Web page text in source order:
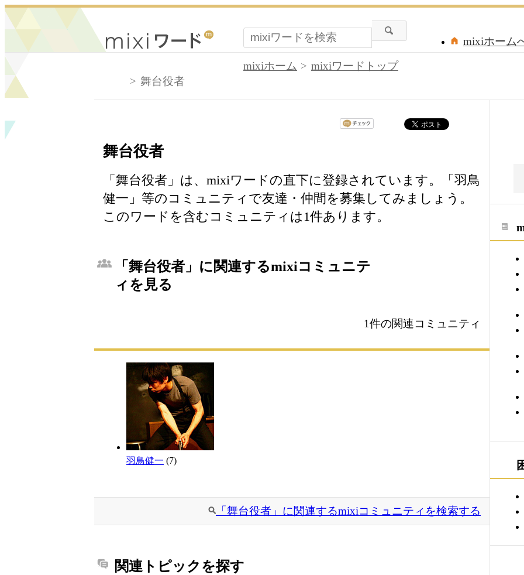
mixiホーム
mixiホーム
mixiワードトップ
舞台役者
舞台役者
「舞台役者」は、mixiワードの直下に登録されています。「羽鳥
健一」等のコミュニティで友達・仲間を募集してみましょう。
このワードを含むコミュニティは1件あります。
「舞台役者」に関連するmixiコミュニテ
ィを見る
1件の関連コミュニティ
羽鳥健一 (7)
「舞台役者」に関連するmixiコミュニティを検索する
関連トピックを探す